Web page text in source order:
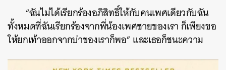
“ฉันไม่ได้เรียกร้องอภิสิทธิ์ให้กับคนเพศเดียวกับฉัน
ทั้งหมดที่ฉันเรียกร้องจากพี่น้องเพศชายของเราก็เพียงขอ
ให้ยกเท้าออกจากบ่าของเราก็พอ”และเธอก็ชนะความ